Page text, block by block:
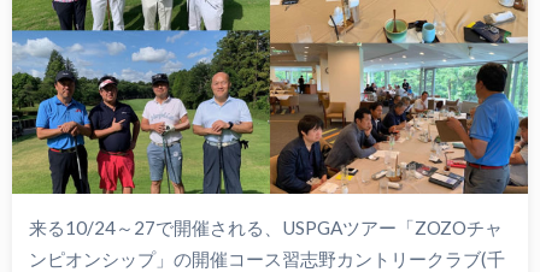
来る10/24～27で開催される、USPGAツアー「ZOZOチャ
ンピオンシップ」の開催コース習志野カントリークラブ(千